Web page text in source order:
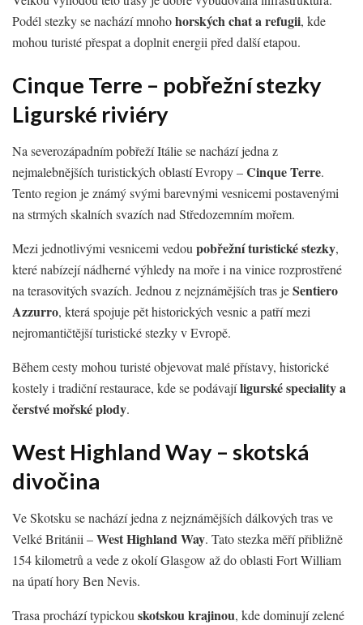
Podél stezky se nachází mnohohorských chat a refugii, kde
mohou turisté přespat a doplnit energii před další etapou.
Cinque Terre – pobřežní stezky
Ligurské riviéry
Na severozápadním pobřeží Itálie se nachází jedna z
nejmalebnějších turistických oblastí Evropy –Cinque Terre.
Tento region je známý svými barevnými vesnicemi postavenými
na strmých skalních svazích nad Středozemním mořem.
Mezi jednotlivými vesnicemi vedou pobřežní turistické stezky,
které nabízejí nádherné výhledy na moře i na vinice rozprostřené
na terasovitých svazích. Jednou z nejznámějších tras jeSentiero
Azzurro, která spojuje pět historických vesnic a patří mezi
nejromantičtější turistické stezky v Evropě.
Během cesty mohou turisté objevovat malé přístavy, historické
kostely i tradiční restaurace, kde se podávajíligurské speciality a
čerstvé mořské plody.
West Highland Way – skotská
divočina
Ve Skotsku se nachází jedna z nejznámějších dálkových tras ve
Velké Británii –West Highland Way. Tato stezka měří přibližně
154 kilometrů a vede z okolí Glasgow až do oblasti Fort William
na úpatí hory Ben Nevis.
Trasa prochází typickou skotskou krajinou, kde dominují zelené